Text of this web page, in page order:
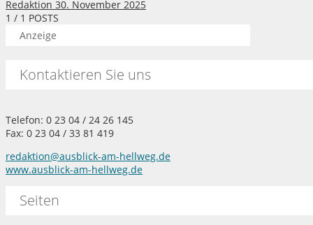
Redaktion 30. November 2025
1 / 1 POSTS
Anzeige
Kontaktieren Sie uns
Telefon: 0 23 04 / 24 26 145
Fax: 0 23 04 / 33 81 419
redaktion@ausblick-am-hellweg.de
www.ausblick-am-hellweg.de
Seiten